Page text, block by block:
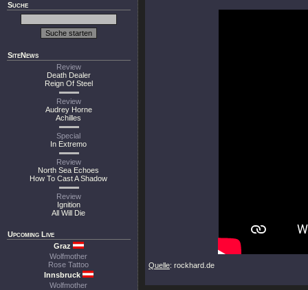
Suche
SiteNews
Review
Death Dealer
Reign Of Steel
Review
Audrey Horne
Achilles
Special
In Extremo
Review
North Sea Echoes
How To Cast A Shadow
Review
Ignition
All Will Die
Upcoming Live
Graz
Wolfmother
Rose Tattoo
Innsbruck
Wolfmother
Quelle: rockhard.de